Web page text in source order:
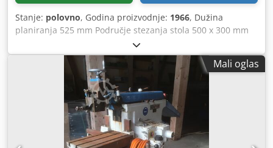
Stanje: polovno, Godina proizvodnje: 1966, Dužina
planiranja 525 mm Područje stezanja stola 500 x 300 mm
Visina radnog dela mm Dodpfstumrasx Adyewa Dimenzije
mašine L x W x H 1.98 x 1.06 x 1.42 m Dodatna oprema:
Mašina više (širina vilice 200 mm) na okretnici, Uređaj za
vertikalno planiranje, poletanje dleta
Mali oglas